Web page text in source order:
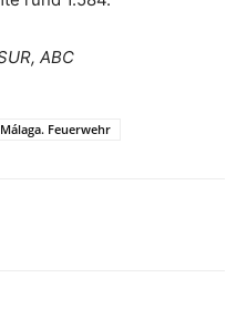
ABC
Málaga. Feuerwehr